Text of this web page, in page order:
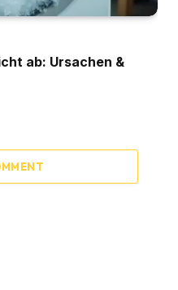
ab: Ursachen &